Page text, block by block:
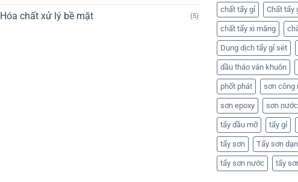
Hóa chất xử lý bề mặt (5)
chất tẩy gỉ Chất tẩy
chất tẩy xi măng
Dung dịch tẩy gỉ sét
dầu tháo ván khuôn
phốt phát sơn công
sơn epoxy sơn nước
tẩy dầu mỡ tẩy gỉ
tẩy sơn Tẩy sơn
tẩy sơn nước tẩy